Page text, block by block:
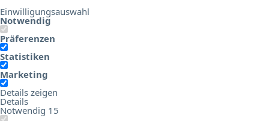
Einwilligungsauswahl
Notwendig
Präferenzen
Statistiken
Marketing
Details zeigen
Details
Notwendig 15